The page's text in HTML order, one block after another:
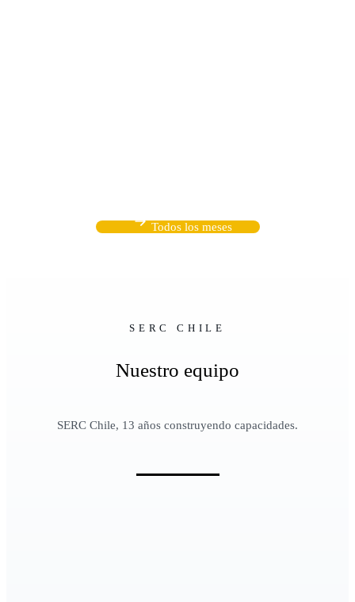
Todos los meses
SERC CHILE
Nuestro equipo
SERC Chile, 13 años construyendo capacidades.